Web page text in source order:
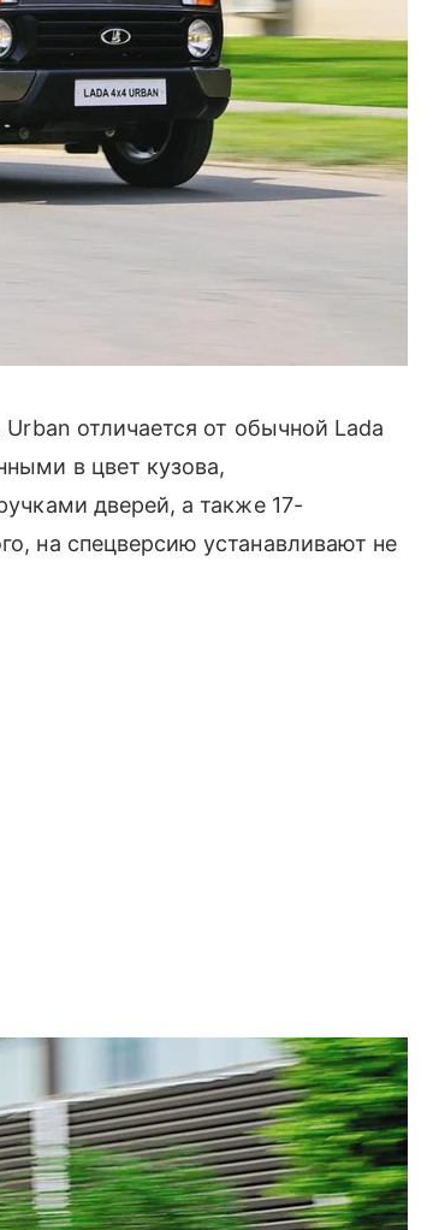
отличается от обычной Lada
в цвет кузова,
дверей, а также 17-
на спецверсию устанавливают не